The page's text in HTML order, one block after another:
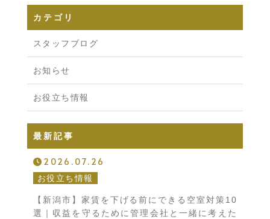
カテゴリ
スタッフブログ
お知らせ
お役立ち情報
最新記事
2026.07.26
お役立ち情報
【新潟市】家賃を下げる前にできる空室対策10
選｜収益を守るために管理会社と一緒に考えた